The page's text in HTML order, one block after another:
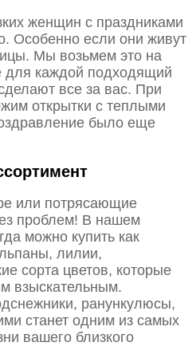
женщин с праздниками
Особенно если они живут
Мы возьмем это на
для каждой подходящий
все за вас. При
открытки с теплыми
было еще
или потрясающие
проблем! В нашем
можно купить как
лилии,
сорта цветов, которые
взыскательным.
ранункулюсы,
станет одним из самых
вашего близкого